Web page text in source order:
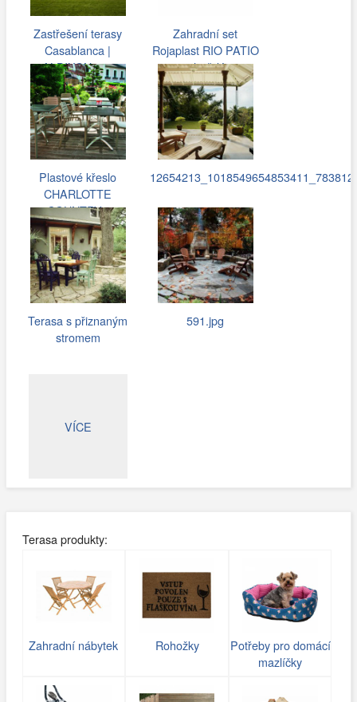
Zastřešení terasy
Casablanca |
ALBIXON a.s.
Zahradní set
Rojaplast RIO PATIO
- hnědý
Plastové křeslo
CHARLOTTE
COUNTRY -
cappuccino
Terasa s přiznaným
stromem
591.jpg
VÍCE
Terasa produkty:
Zahradní nábytek Rohožky
Potřeby pro domácí
mazlíčky